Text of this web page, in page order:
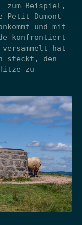
zum Beispiel,
Petit Dumont
und mit
konfrontiert
hat
steckt, den
zu